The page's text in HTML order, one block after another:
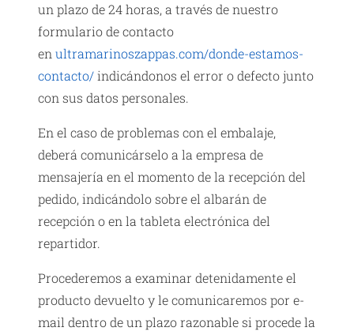
un plazo de 24 horas, a través de nuestro
formulario de contacto
en ultramarinoszappas.com/donde-estamos-
contacto/indicándonos el error o defecto junto
con sus datos personales.
En el caso de problemas con el embalaje,
deberá comunicárselo a la empresa de
mensajería en el momento de la recepción del
pedido, indicándolo sobre el albarán de
recepción o en la tableta electrónica del
repartidor.
Procederemos a examinar detenidamente el
producto devuelto y le comunicaremos por e-
mail dentro de un plazo razonable si procede la